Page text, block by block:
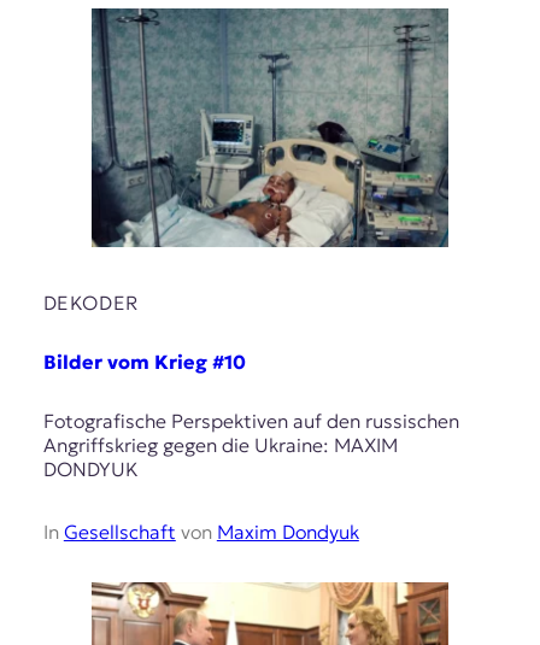
DEKODER
Bilder vom Krieg #10
Fotografische Perspektiven auf den russischen
Angriffskrieg gegen die Ukraine: MAXIM
DONDYUK
In Gesellschaft von Maxim Dondyuk